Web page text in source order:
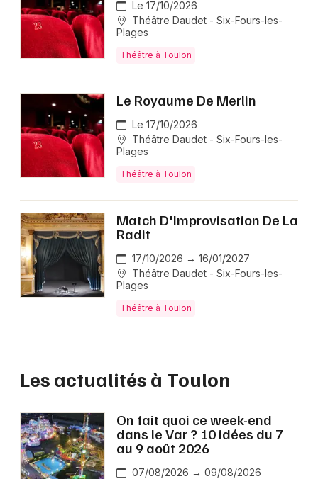
Le 17/10/2026
Théâtre Daudet - Six-Fours-les-
Plages
Théâtre à Toulon
Le Royaume De Merlin
Le 17/10/2026
Théâtre Daudet - Six-Fours-les-
Plages
Théâtre à Toulon
Match D'Improvisation De La
Radit
17/10/2026 → 16/01/2027
Théâtre Daudet - Six-Fours-les-
Plages
Théâtre à Toulon
Les actualités à Toulon
On fait quoi ce week-end
dans le Var ? 10 idées du 7
au 9 août 2026
07/08/2026 → 09/08/2026